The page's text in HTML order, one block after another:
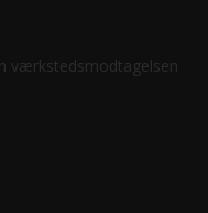
værkstedsmodtagelsen